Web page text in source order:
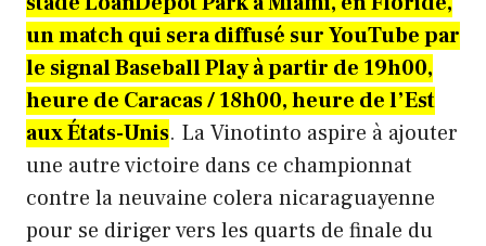
un match qui sera diffusé sur YouTube par
le signal Baseball Play à partir de 19h00,
heure de Caracas / 18h00, heure de l’Est
aux États-Unis. La Vinotinto aspire à ajouter
une autre victoire dans ce championnat
contre la neuvaine colera nicaraguayenne
pour se diriger vers les quarts de finale du